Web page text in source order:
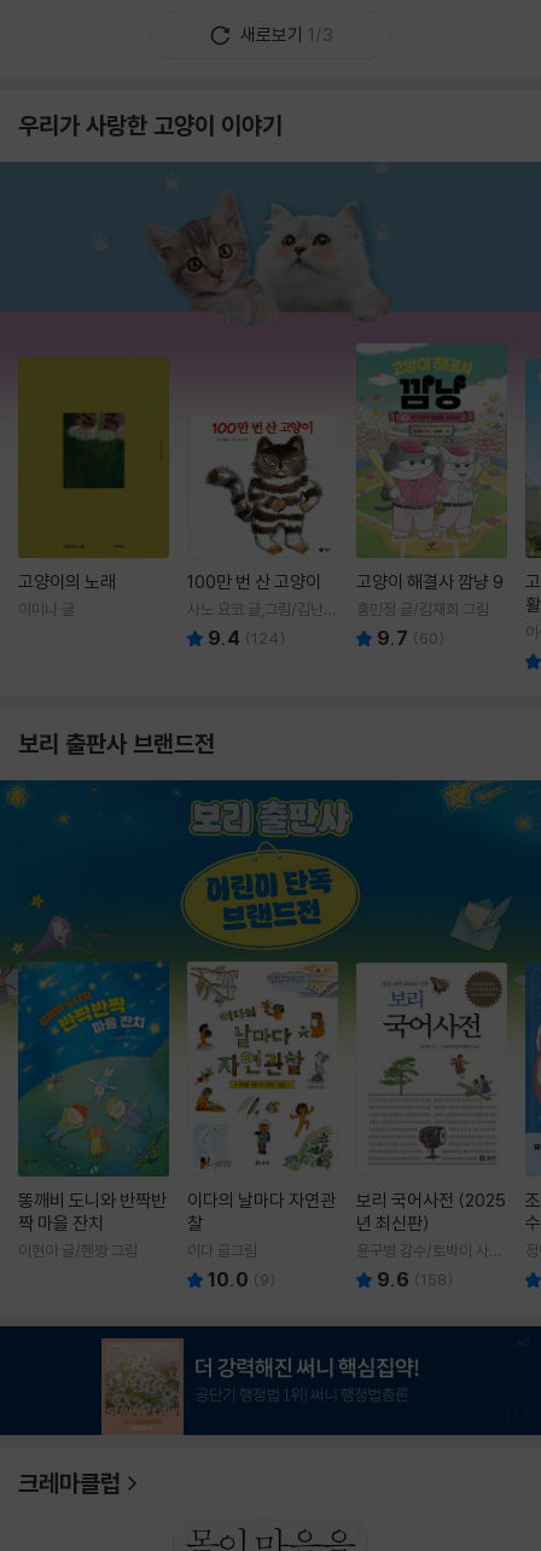
새로보기 1/3
우리가 사랑한 고양이 이야기
고양이의 노래
이미나 글
100만 번 산 고양이
사노 요코 글,그림/김난주
역 9.4 (124)
고양이 해결사 깜냥 9
홍민정 글/김재희 그림
9.7 (60)
보리 출판사 브랜드전
똥깨비 도니와 반짝반
짝 마을 잔치
이현아 글/핸짱 그림
이다의 날마다 자연관
찰
이다 글그림
10.0 (9)
보리 국어사전 (2025
년 최신판)
윤구병 감수/토박이 사전
편찬실 편
9.6 (158)
크레마클럽